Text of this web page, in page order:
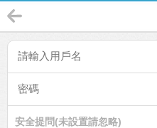
安全提問(未設置請忽略)